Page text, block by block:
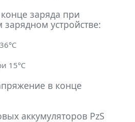
заряда при
устройстве:
15°С
в конце
аккумуляторов PzS